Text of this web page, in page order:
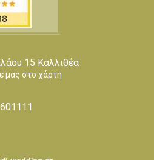
15 Καλλιθέα
μας στο χάρτη